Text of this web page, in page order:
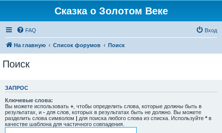
Сказка о Золотом Веке
FAQ Вход
На главную Список форумов Поиск
Поиск
ЗАПРОС
Ключевые слова:
Вы можете использовать + , чтобы определить слова, которые должны быть в
результатах, и - для слов, которых в результатах быть не должно. Вы можете
разделить слова символом | для поиска любого слова из списка. Используйте * в
качестве шаблона для частичного совпадения.